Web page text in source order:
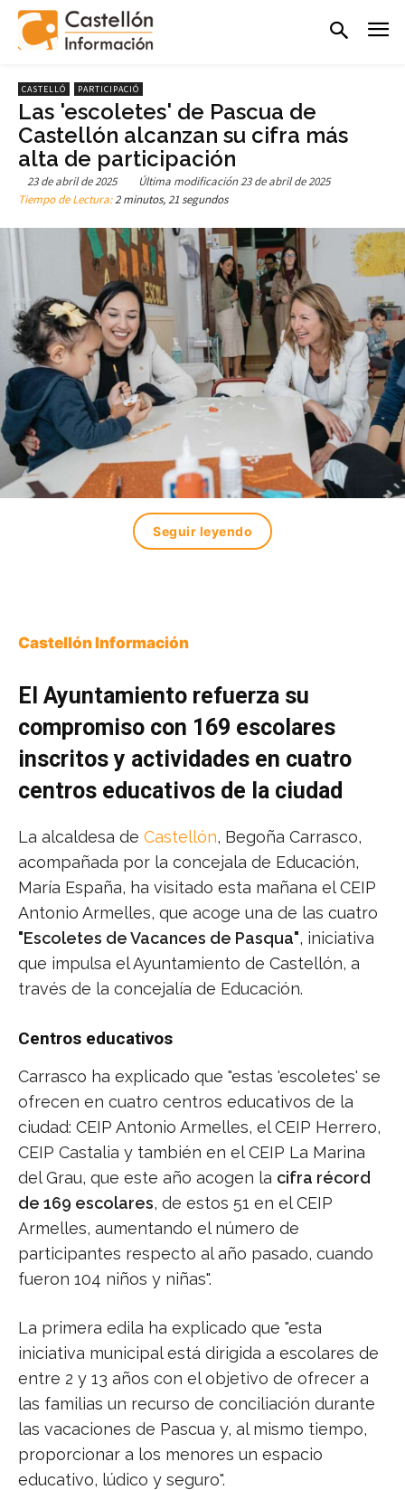
CASTELLÓ PARTICIPACIÓ
Las 'escoletes' de Pascua de
Castellón alcanzan su cifra más
alta de participación
23 de abril de 2025 Última modificación23 de abril de 2025
Tiempo de Lectura:2 minutos, 21 segundos
Seguir leyendo
Castellón Información
El Ayuntamiento refuerza su
compromiso con 169 escolares
inscritos y actividades en cuatro
centros educativos de la ciudad
La alcaldesa de Castellón, Begoña Carrasco,
acompañada por la concejala de Educación,
María España, ha visitado esta mañana el CEIP
Antonio Armelles, que acoge una de las cuatro
"Escoletes de Vacances de Pasqua", iniciativa
que impulsa el Ayuntamiento de Castellón, a
través de la concejalía de Educación.
Centros educativos
Carrasco ha explicado que "estas 'escoletes' se
ofrecen en cuatro centros educativos de la
ciudad: CEIP Antonio Armelles, el CEIP Herrero,
CEIP Castalia y también en el CEIP La Marina
del Grau, que este año acogen la cifra récord
de 169 escolares, de estos 51 en el CEIP
Armelles, aumentando el número de
participantes respecto al año pasado, cuando
fueron 104 niños y niñas".
La primera edila ha explicado que "esta
iniciativa municipal está dirigida a escolares de
entre 2 y 13 años con el objetivo de ofrecer a
las familias un recurso de conciliación durante
las vacaciones de Pascua y, al mismo tiempo,
proporcionar a los menores un espacio
educativo, lúdico y seguro".